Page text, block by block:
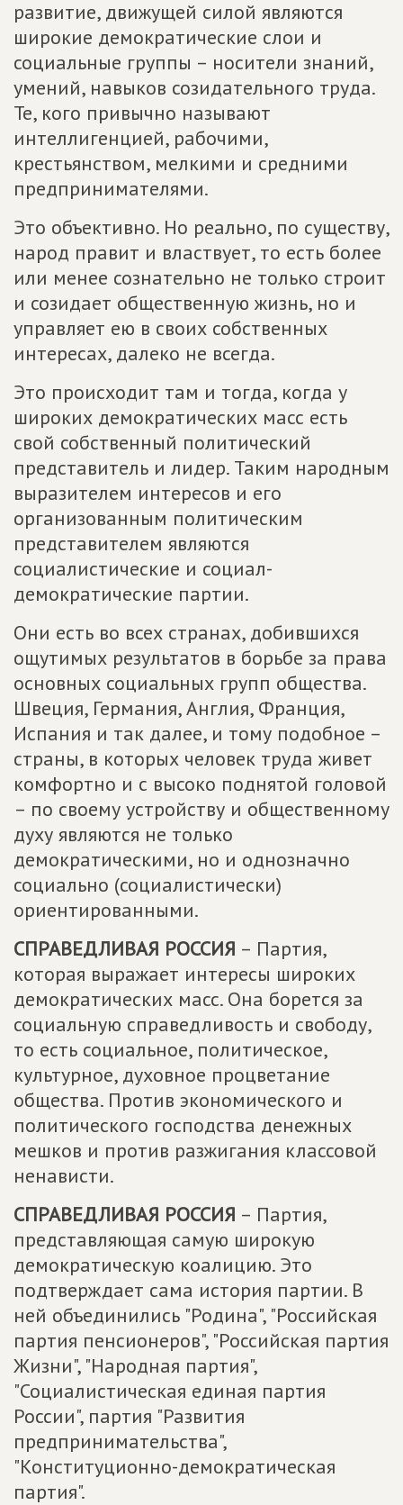
развитие, движущей силой являются
широкие демократические слои и
социальные группы – носители знаний,
умений, навыков созидательного труда.
Те, кого привычно называют
интеллигенцией, рабочими,
крестьянством, мелкими и средними
предпринимателями.
Это объективно. Но реально, по существу,
народ правит и властвует, то есть более
или менее сознательно не только строит
и созидает общественную жизнь, но и
управляет ею в своих собственных
интересах, далеко не всегда.
Это происходит там и тогда, когда у
широких демократических масс есть
свой собственный политический
представитель и лидер. Таким народным
выразителем интересов и его
организованным политическим
представителем являются
социалистические и социал-
демократические партии.
Они есть во всех странах, добившихся
ощутимых результатов в борьбе за права
основных социальных групп общества.
Швеция, Германия, Англия, Франция,
Испания и так далее, и тому подобное –
страны, в которых человек труда живет
комфортно и с высоко поднятой головой
– по своему устройству и общественному
духу являются не только
демократическими, но и однозначно
социально (социалистически)
ориентированными.
СПРАВЕДЛИВАЯ РОССИЯ – Партия,
которая выражает интересы широких
демократических масс. Она борется за
социальную справедливость и свободу,
то есть социальное, политическое,
культурное, духовное процветание
общества. Против экономического и
политического господства денежных
мешков и против разжигания классовой
ненависти.
СПРАВЕДЛИВАЯ РОССИЯ – Партия,
представляющая самую широкую
демократическую коалицию. Это
подтверждает сама история партии. В
ней объединились "Родина", "Российская
партия пенсионеров", "Российская партия
Жизни", "Народная партия",
"Социалистическая единая партия
России", партия "Развития
предпринимательства",
"Конституционно-демократическая
партия".